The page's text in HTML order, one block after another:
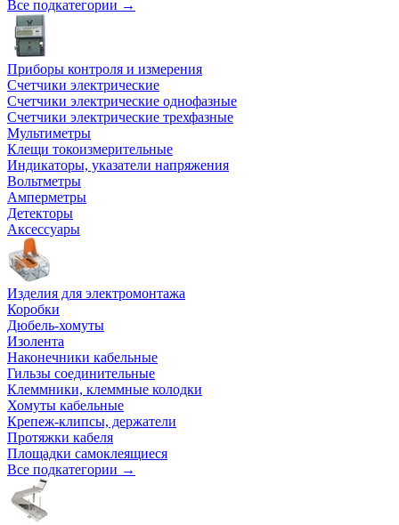
Все подкатегории →
Приборы контроля и измерения
Счетчики электрические
Счетчики электрические однофазные
Счетчики электрические трехфазные
Мультиметры
Клещи токоизмерительные
Индикаторы, указатели напряжения
Вольтметры
Амперметры
Детекторы
Аксессуары
Изделия для электромонтажа
Коробки
Дюбель-хомуты
Изолента
Наконечники кабельные
Гильзы соединительные
Клеммники, клеммные колодки
Хомуты кабельные
Крепеж-клипсы, держатели
Протяжки кабеля
Площадки самоклеящиеся
Все подкатегории →